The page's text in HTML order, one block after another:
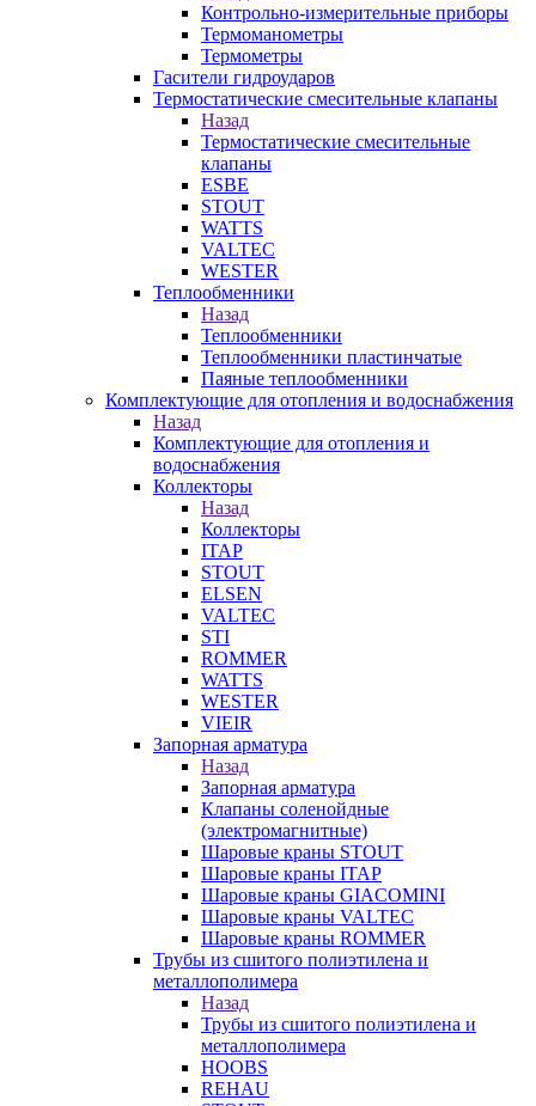
Контрольно-измерительные приборы
Термоманометры
Термометры
Гасители гидроударов
Термостатические смесительные клапаны
Назад
Термостатические смесительные
клапаны
ESBE
STOUT
WATTS
VALTEC
WESTER
Теплообменники
Назад
Теплообменники
Теплообменники пластинчатые
Паяные теплообменники
Комплектующие для отопления и водоснабжения
Назад
Комплектующие для отопления и
водоснабжения
Коллекторы
Назад
Коллекторы
ITAP
STOUT
ELSEN
VALTEC
STI
ROMMER
WATTS
WESTER
VIEIR
Запорная арматура
Назад
Запорная арматура
Клапаны соленойдные
(электромагнитные)
Шаровые краны STOUT
Шаровые краны ITAP
Шаровые краны GIACOMINI
Шаровые краны VALTEC
Шаровые краны ROMMER
Трубы из сшитого полиэтилена и
металлополимера
Назад
Трубы из сшитого полиэтилена и
металлополимера
HOOBS
REHAU